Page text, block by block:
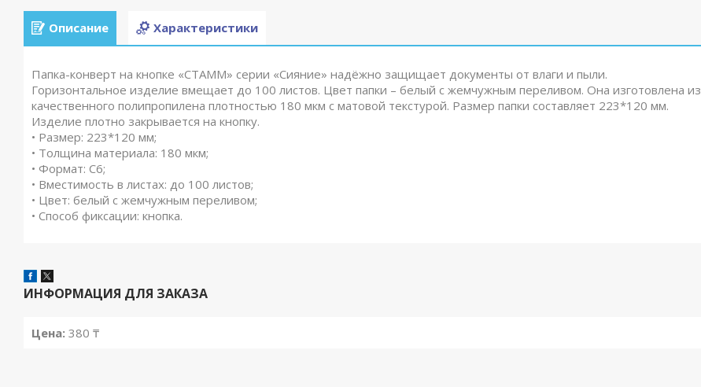
Описание Характеристики
Папка-конверт на кнопке «СТАММ» серии «Сияние» надёжно защищает документы от влаги и пыли.
Горизонтальное изделие вмещает до 100 листов. Цвет папки – белый с жемчужным переливом. Она изготовлена из
качественного полипропилена плотностью 180 мкм с матовой текстурой. Размер папки составляет 223*120 мм.
Изделие плотно закрывается на кнопку.
• Размер: 223*120 мм;
• Толщина материала: 180 мкм;
• Формат: C6;
• Вместимость в листах: до 100 листов;
• Цвет: белый с жемчужным переливом;
• Способ фиксации: кнопка.
ИНФОРМАЦИЯ ДЛЯ ЗАКАЗА
Цена: 380 ₸